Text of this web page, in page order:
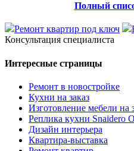
Полный
Ремонт квартир под ключ
Консультация специалиста
Интересные страницы
Ремонт в новостройке
Кухни на заказ
Изготовление мебели на
Реплика кухни Snaidero
Дизайн интерьера
Квартира-выставка